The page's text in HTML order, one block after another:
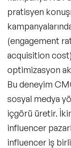
pratisyen
(engagement
acquisition
optimizasyon
Bu deneyim
sosyal medya
içgörü üretir.
influencer
influencer iş